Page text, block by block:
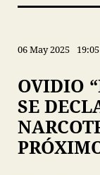
06 May 2025 19:05
OVIDIO
SE